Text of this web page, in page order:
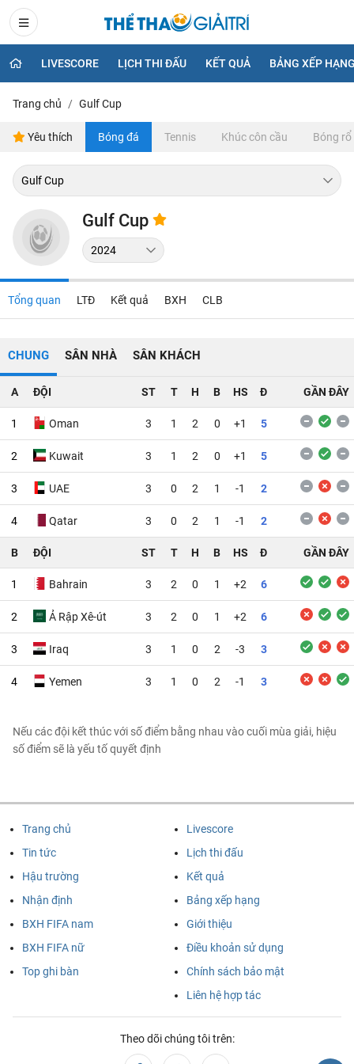
LIVESCORE LỊCH THI ĐẤU KẾT QUẢ BẢNG XẾP
Trang chủ Gulf Cup
Yêu thích Bóng đá Tennis Khúc côn cầu Bóng rổ
Gulf Cup
Tổng quan LTĐ Kết quả BXH CLB
CHUNG SÂN NHÀ SÂN KHÁCH
A ĐỘI ST T H B HS Đ GẦN ĐÂY
1 Oman 3 1 2 0 +1 5
2 Kuwait 3 1 2 0 +1 5
3 UAE 3 0 2 1 -1 2
4 Qatar 3 0 2 1 -1 2
B ĐỘI ST T H B HS Đ GẦN ĐÂY
1 Bahrain 3 2 0 1 +2 6
2 Ả Rập Xê-út 3 2 0 1 +2 6
3 Iraq 3 1 0 2 -3 3
4 Yemen 3 1 0 2 -1 3
Nếu các đội kết thúc với số điểm bằng nhau vào cuối mùa giải, hiệu
số điểm sẽ là yếu tố quyết định
Trang chủ
Tin tức
Hậu trường
Nhận định
Livescore
Lịch thi đấu
Kết quả
Bảng xếp hạng
BXH FIFA nam
BXH FIFA nữ
Top ghi bàn
Giới thiệu
Điều khoản sử dụng
Chính sách bảo mật
Liên hệ hợp tác
Theo dõi chúng tôi trên: